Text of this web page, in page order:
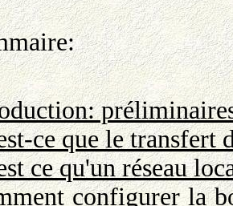
ce que le transfert
ce qu'un réseau
configurer la